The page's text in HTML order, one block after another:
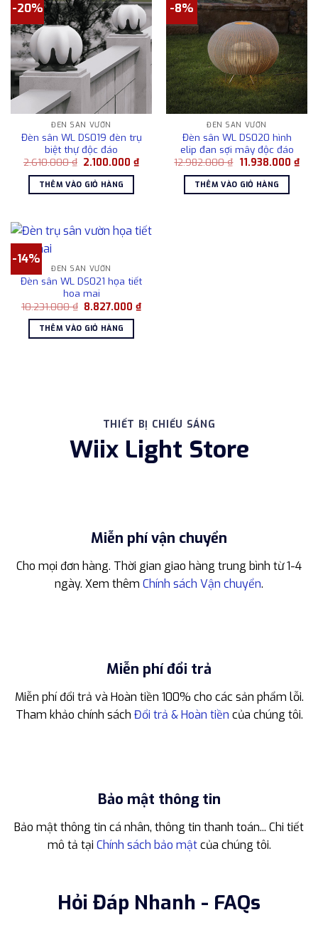
-20%
ĐÈN SÂN VƯỜN
Đèn sân WL DS019 đèn trụ
biệt thự độc đáo
2.610.000₫ Giá
là:
2.610.000 ₫.
2.100.000₫Giá
hiện
2.100.000 ₫.
THÊM VÀO GIỎ HÀNG
-8%
ĐÈN SÂN VƯỜN
Đèn sân WL DS020 hình
elip đan sợi mây độc đáo
12.982.000₫ Giá
là:
12.982.000 ₫.
11.938.000 ₫Giá
hiện
THÊM VÀO GIỎ HÀNG
-14%
ĐÈN SÂN VƯỜN
Đèn sân WL DS021 họa tiết
hoa mai
10.231.000₫ Giá
là:
10.231.000 ₫.
8.827.000₫Giá
hiện
THÊM VÀO GIỎ HÀNG
THIẾT BỊ CHIẾU SÁNG
Wiix Light Store
Miễn phí vận chuyển
Cho mọi đơn hàng. Thời gian giao hàng trung bình từ 1-4
ngày. Xem thêm Chính sách Vận chuyển.
Miễn phí đổi trả
Miễn phí đổi trả và Hoàn tiền 100% cho các sản phẩm lỗi.
Tham khảo chính sách Đổi trả & Hoàn tiền của chúng tôi.
Bảo mật thông tin
Bảo mật thông tin cá nhân, thông tin thanh toán... Chi tiết
mô tả tại Chính sách bảo mậtcủa chúng tôi.
Hỏi Đáp Nhanh - FAQs